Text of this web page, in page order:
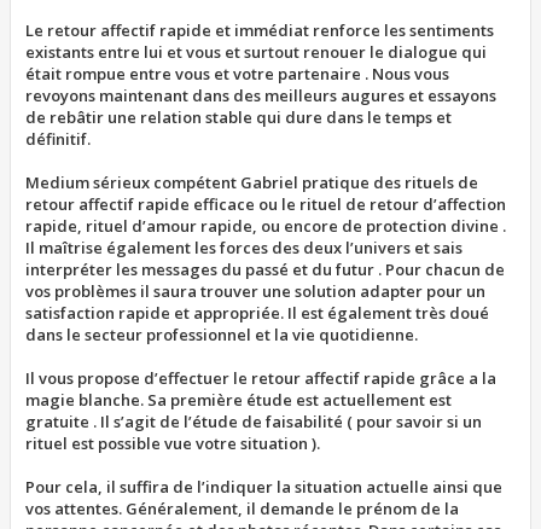
Le retour affectif rapide et immédiat renforce les sentiments
existants entre lui et vous et surtout renouer le dialogue qui
était rompue entre vous et votre partenaire . Nous vous
revoyons maintenant dans des meilleurs augures et essayons
de rebâtir une relation stable qui dure dans le temps et
définitif.
Medium sérieux compétent Gabriel pratique des rituels de
retour affectif rapide efficace ou le rituel de retour d’affection
rapide, rituel d’amour rapide, ou encore de protection divine .
Il maîtrise également les forces des deux l’univers et sais
interpréter les messages du passé et du futur . Pour chacun de
vos problèmes il saura trouver une solution adapter pour un
satisfaction rapide et appropriée. Il est également très doué
dans le secteur professionnel et la vie quotidienne.
Il vous propose d’effectuer le retour affectif rapide grâce a la
magie blanche. Sa première étude est actuellement est
gratuite . Il s’agit de l’étude de faisabilité ( pour savoir si un
rituel est possible vue votre situation ).
Pour cela, il suffira de l’indiquer la situation actuelle ainsi que
vos attentes. Généralement, il demande le prénom de la